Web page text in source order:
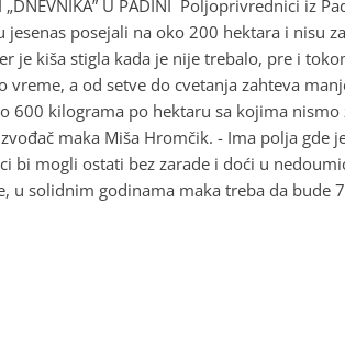
„DNEVNIKA” U PADINI Poljoprivrednici iz
jesenas posejali na oko 200 hektara i nisu
je kiša stigla kada je nije trebalo, pre i
a od setve do cvetanja zahteva
600 kilograma po hektaru sa kojima nismo
maka Miša Hromčik. - Ima polja gde
bi mogli ostati bez zarade i doći u
u solidnim godinama maka treba da bude